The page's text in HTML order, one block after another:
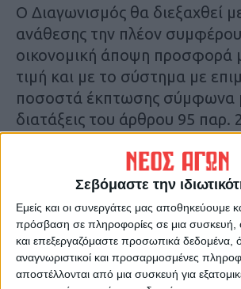
Σεβόμαστε την
Εμείς και οι συνεργάτες μας αποθηκεύουμε
πρόσβαση σε πληροφορίες σε μια
και επεξεργαζόμαστε προσωπικά δεδομένα,
αναγνωριστικοί και προσαρμοσμένες
αποστέλλονται από μια συσκευή για
Ο Διαγωνισμός θα διεξαχθεί
ανάθεσης την πλέον
οικονομική άποψη προσφορά
τιμή και με το σύστημα με
ποσοστά έκπτωσης σύμφωνα
διατάξεις του άρθρου 95 παρ.
Πρόκειται για υποέργο του
με τίτλο «Οδική Ασφάλεια Π.Ε.
Περιφέρειας Θεσσαλίας», το
χρηματοδοτείται από το
Δημοσίων Επενδύσεων της